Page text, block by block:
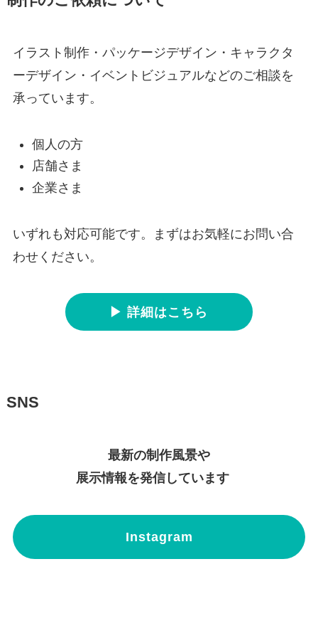
イラスト制作・パッケージデザイン・キャラクタ
ーデザイン・イベントビジュアルなどのご相談を
承っています。
個人の方
店舗さま
企業さま
いずれも対応可能です。まずはお気軽にお問い合
わせください。
▶ 詳細はこちら
SNS
最新の制作風景や
展示情報を発信しています
Instagram